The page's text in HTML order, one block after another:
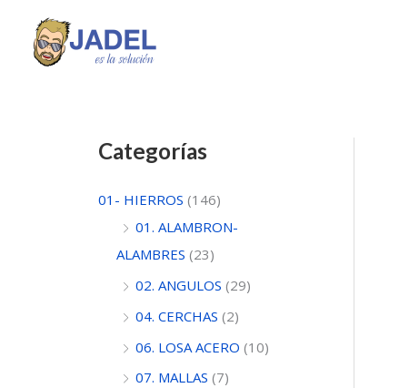
contenido
Categorías
01- HIERROS (146)
01. ALAMBRON-
ALAMBRES (23)
02. ANGULOS (29)
04. CERCHAS (2)
06. LOSA ACERO (10)
07. MALLAS (7)